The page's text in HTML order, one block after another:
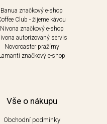
Banua značkový e-shop
Club - žijeme kávou
Nivona značkový e-shop
autorizovaný servis
Novoroaster pražírny
značkový e-shop
Vše o nákupu
Obchodní podmínky